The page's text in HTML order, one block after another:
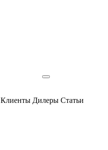
Клиенты Дилеры Статьи